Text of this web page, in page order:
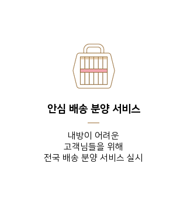
안심 배송 분양 서비스
내방이 어려운
고객님들을 위해
전국 배송 분양 서비스 실시